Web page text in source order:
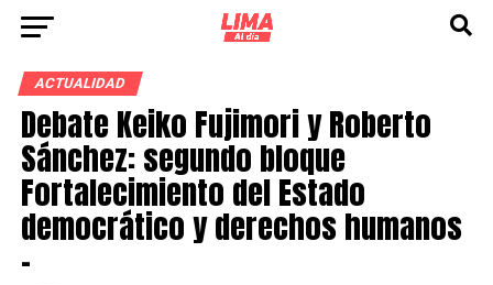
ACTUALIDAD
Debate Keiko Fujimori y Roberto
Sánchez: segundo bloque
Fortalecimiento del Estado
democrático y derechos humanos
–